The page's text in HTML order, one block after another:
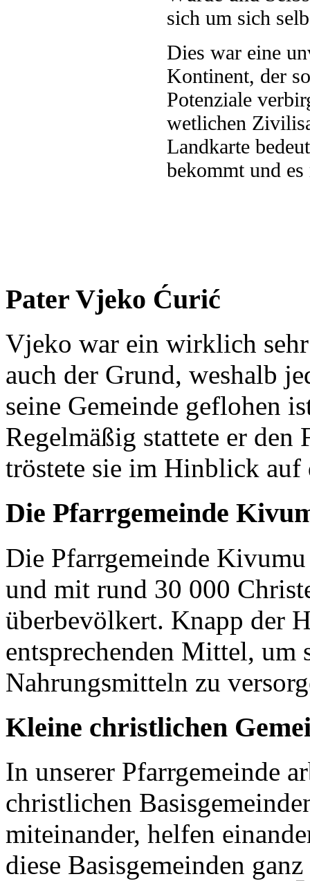
sich um sich
Dies war eine
Kontinent, der
Potenziale
wetlichen
Landkarte
bekommt und
Pater Vjeko Ćurić
Vjeko war ein wirklich
auch der Grund, weshalb
seine Gemeinde geflohen
Regelmäßig stattete er
tröstete sie im Hinblick
Die Pfarrgemeinde
Die Pfarrgemeinde
und mit rund 30 000
überbevölkert. Knapp der
entsprechenden Mittel, um
Nahrungsmitteln zu
Kleine christlichen
In unserer Pfarrgemeinde
christlichen
miteinander, helfen
diese Basisgemeinden